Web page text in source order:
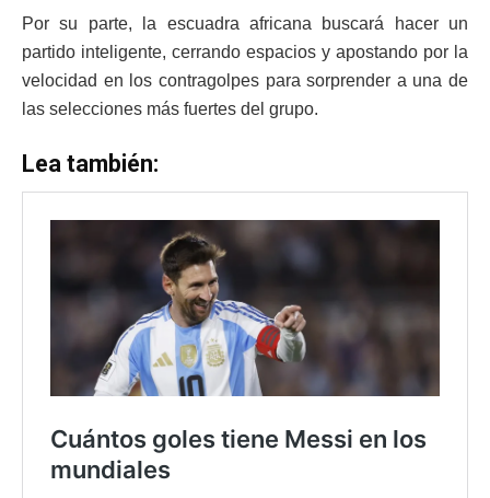
Por su parte, la escuadra africana buscará hacer un
partido inteligente, cerrando espacios y apostando por la
velocidad en los contragolpes para sorprender a una de
las selecciones más fuertes del grupo.
Lea también: